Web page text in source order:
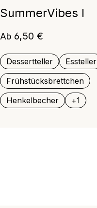
SummerVibes I
Dessertteller
Essteller
Frühstücksbrettchen
Henkelbecher
+1
Regulärer Preis:
Ab 6,50 €